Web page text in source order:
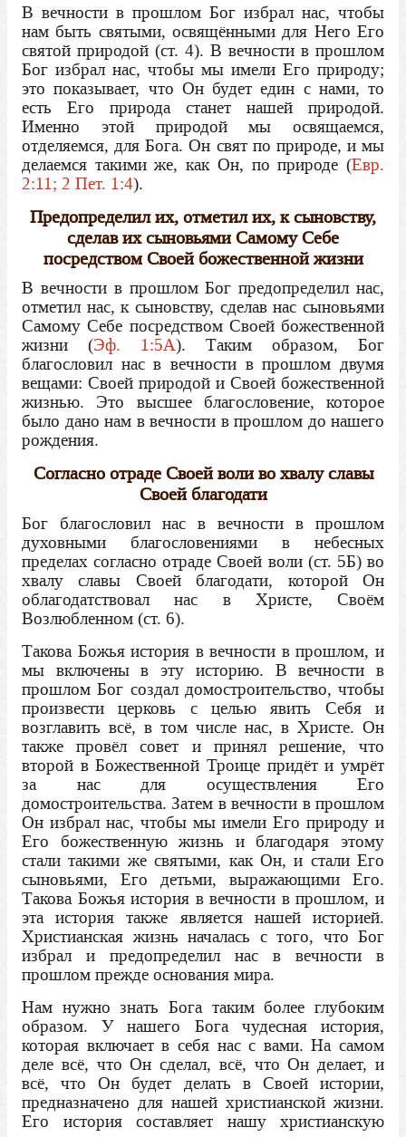
В вечности в прошлом Бог избрал нас, чтобы
нам быть святыми, освящёнными для Него Его
святой природой (ст. 4). В вечности в прошлом
Бог избрал нас, чтобы мы имели Его природу;
это показывает, что Он будет един с нами, то
есть Его природа станет нашей природой.
Именно этой природой мы освящаемся,
отделяемся, для Бога. Он свят по природе, и мы
делаемся такими же, как Он, по природе (Евр.
2:11; 2 Пет. 1:4).
Предопределил их, отметил их, к сыновству,
сделав их сыновьями Самому Себе
посредством Своей божественной жизни
В вечности в прошлом Бог предопределил нас,
отметил нас, к сыновству, сделав нас сыновьями
Самому Себе посредством Своей божественной
жизни (Эф. 1:5А). Таким образом, Бог
благословил нас в вечности в прошлом двумя
вещами: Своей природой и Своей божественной
жизнью. Это высшее благословение, которое
было дано нам в вечности в прошлом до нашего
рождения.
Согласно отраде Своей воли во хвалу славы
Своей благодати
Бог благословил нас в вечности в прошлом
духовными благословениями в небесных
пределах согласно отраде Своей воли (ст. 5Б) во
хвалу славы Своей благодати, которой Он
облагодатствовал нас в Христе, Своём
Возлюбленном (ст. 6).
Такова Божья история в вечности в прошлом, и
мы включены в эту историю. В вечности в
прошлом Бог создал домостроительство, чтобы
произвести церковь с целью явить Себя и
возглавить всё, в том числе нас, в Христе. Он
также провёл совет и принял решение, что
второй в Божественной Троице придёт и умрёт
за нас для осуществления Его
домостроительства. Затем в вечности в прошлом
Он избрал нас, чтобы мы имели Его природу и
Его божественную жизнь и благодаря этому
стали такими же святыми, как Он, и стали Его
сыновьями, Его детьми, выражающими Его.
Такова Божья история в вечности в прошлом, и
эта история также является нашей историей.
Христианская жизнь началась с того, что Бог
избрал и предопределил нас в вечности в
прошлом прежде основания мира.
Нам нужно знать Бога таким более глубоким
образом. У нашего Бога чудесная история,
которая включает в себя нас с вами. На самом
деле всё, что Он сделал, всё, что Он делает, и
всё, что Он будет делать в Своей истории,
предназначено для нашей христианской жизни.
Его история составляет нашу христианскую